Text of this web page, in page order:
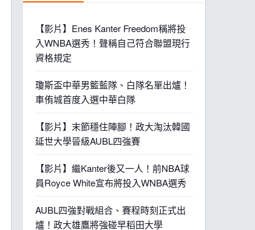
【影片】Enes Kanter Freedom稱將投
入WNBA選秀！聲稱自己符合聯盟現行
資格規定
瓊斯盃中華男籃藍隊、白隊名單出爐！
車侑城首度入選中華白隊
【影片】末節穩住陣腳！政大淘汰韓國
延世大學晉級AUBL四強賽
【影片】繼Kanter後又一人！前NBA球
員Royce White宣布將投入WNBA選秀
AUBL四強對戰組合、賽程時刻正式出
爐！政大雄鷹將強碰早稻田大學